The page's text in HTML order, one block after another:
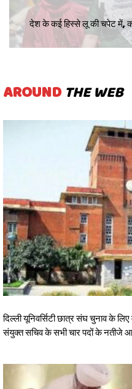
देश के कई हिस्से लू की चपेट में,
AROUND THE WEB
दिल्ली यूनिवर्सिटी छात्र संघ चुनाव के
संयुक्त सचिव के सभी चार पदों के नतीजे